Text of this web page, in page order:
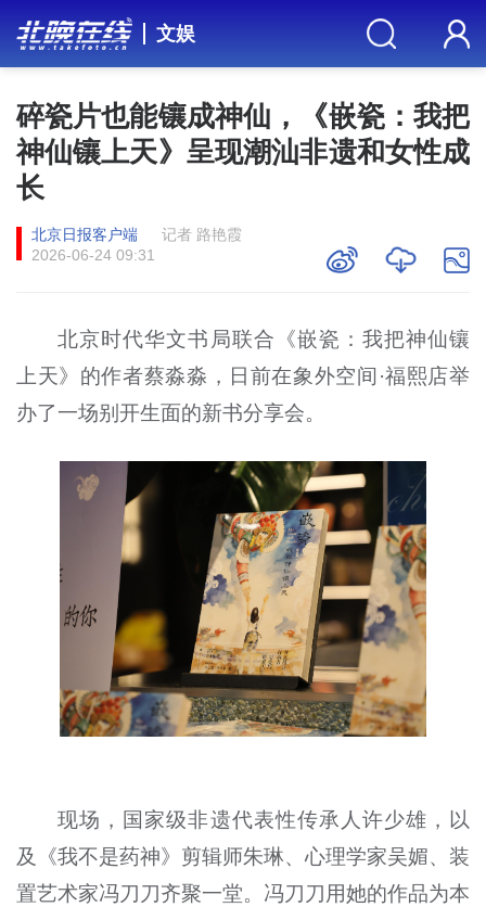
文娱
碎瓷片也能镶成神仙，《嵌瓷：我把
神仙镶上天》呈现潮汕非遗和女性成
长
北京日报客户端
记者 路艳霞
2026-06-24 09:31
北京时代华文书局联合《嵌瓷：我把神仙镶
上天》的作者蔡淼淼，日前在象外空间·福熙店举
办了一场别开生面的新书分享会。
现场，国家级非遗代表性传承人许少雄，以
及《我不是药神》剪辑师朱琳、心理学家吴媚、装
置艺术家冯刀刀齐聚一堂。冯刀刀用她的作品为本